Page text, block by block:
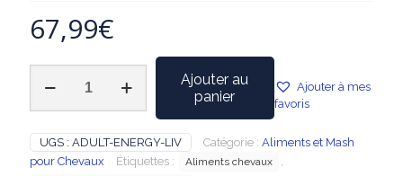
67,99€
Granulés
Adult
Ajouter au
panier
Ajouter à mes
favoris
UGS : ADULT-ENERGY-LIV Catégorie : Aliments et Mash
pour Chevaux
Étiquettes : Aliments chevaux ,